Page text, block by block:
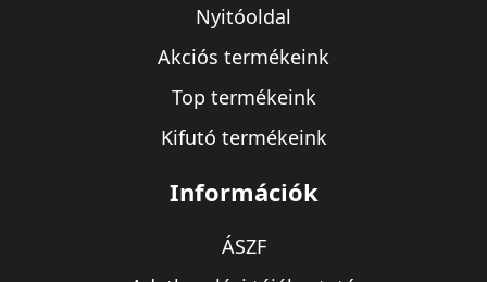
Nyitóoldal
Akciós termékeink
Top termékeink
Kifutó termékeink
Információk
ÁSZF